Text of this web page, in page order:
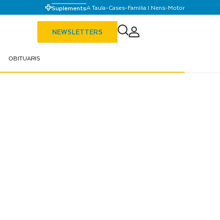
SuplementsA Taula-Cases-Familia I Nens-Motor
NEWSLETTERS
OBITUARIS